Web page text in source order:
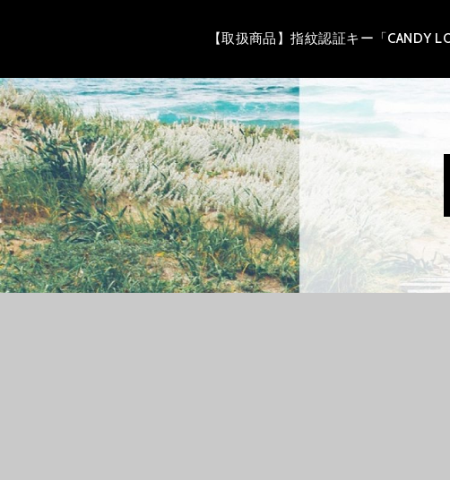
テ
ン
ツ
へ
移
動
【取扱商品】指紋認証キー「CANDY